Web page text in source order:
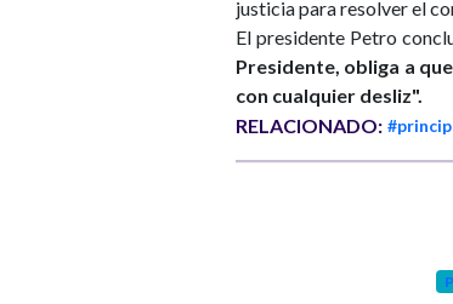
justicia para resolver el
El presidente Petro
Presidente, obliga a
con cualquier desliz".
RELACIONADO: